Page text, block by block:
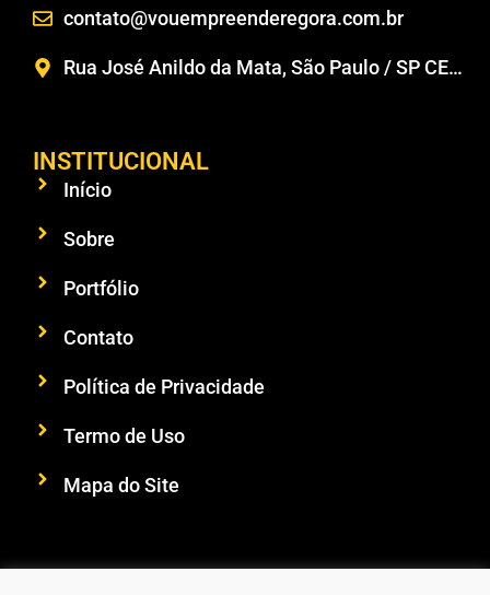
contato@vouempreenderegora.com.br
Rua José Anildo da Mata, São Paulo / SP CEP 02224-110
INSTITUCIONAL
Início
Sobre
Portfólio
Contato
Política de Privacidade
Termo de Uso
Mapa do Site